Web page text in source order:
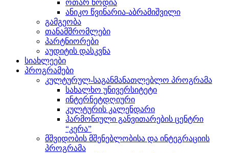
ოთარ ნოდია
ანიკო წვინარია-აბრამიშვილი
გამგეობა
თანამშრომლები
პარტნიორები
აუდიტის დასკვნა
სიახლეები
პროგრამები
კულტურულ-საგანმანათლებლო პროგრამა
სახალხო უნივერსიტეტი
ინტერნეტდღიური
კულტურის კალენდარი
ჰარმონიული განვითარების ცენტრი
“კერა”
მშვიდობის მშენებლობისა და ინტეგრაციის
პროგრამა